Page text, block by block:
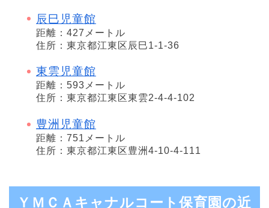
辰巳児童館
距離：427メートル
住所：東京都江東区辰巳1-1-36
東雲児童館
距離：593メートル
住所：東京都江東区東雲2-4-4-102
豊洲児童館
距離：751メートル
住所：東京都江東区豊洲4-10-4-111
ＹＭＣＡキャナルコート保育園の近